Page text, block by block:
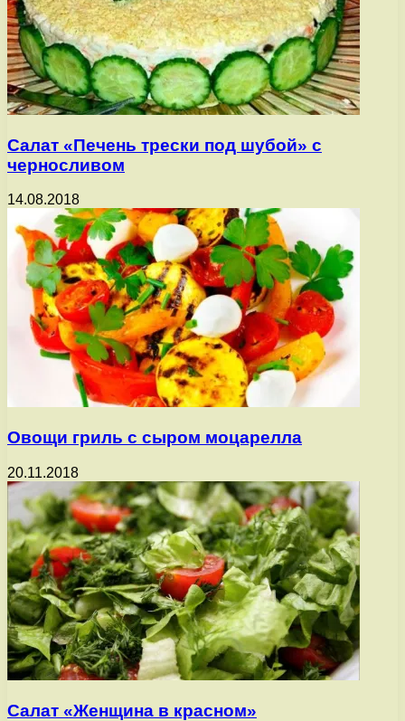
Салат «Печень трески под шубой» с
черносливом
14.08.2018
Овощи гриль с сыром моцарелла
20.11.2018
Салат «Женщина в красном»